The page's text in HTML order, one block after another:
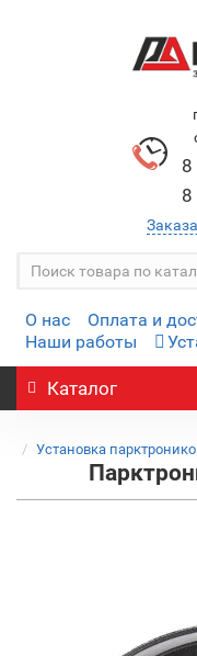
8
8
О нас Оплата и
Наши работы
Каталог
Установка